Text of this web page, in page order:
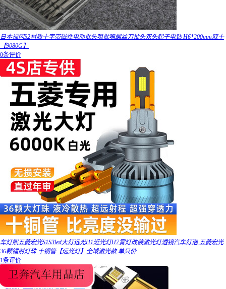
日本福冈S2材质十字带磁性电动批头咀批嘴螺丝刀批头双头起子电钻 H6*200mm双十
【9080G】
0条评价
车灯熊五菱宏光S1S3led大灯远光H1近光灯H7雾灯改装激光灯透镜汽车灯泡 五菱宏光
36颗镭射灯珠 十铜管【远光灯】全域激光款 单只价
1条评价